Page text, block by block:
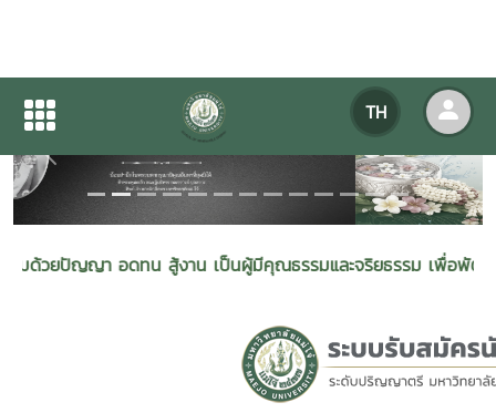
TH
Previous
Next
งาน เป็นผู้มีคุณธรรมและจริยธรรม เพื่อพัฒนาพลังงานและรอง